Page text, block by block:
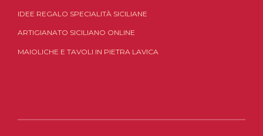
IDEE REGALO SPECIALITÀ SICILIANE
ARTIGIANATO SICILIANO ONLINE
MAIOLICHE E TAVOLI IN PIETRA LAVICA